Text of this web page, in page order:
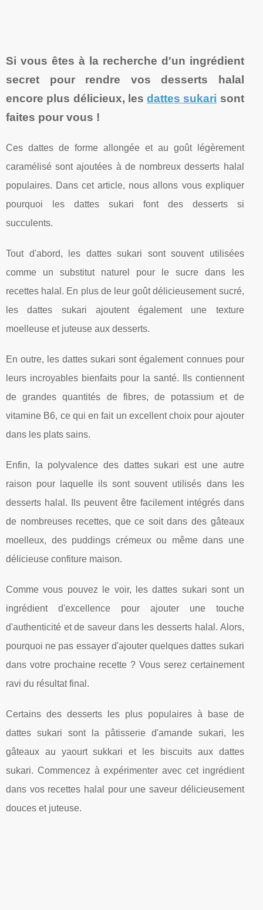
Si vous êtes à la recherche d'un ingrédient
secret pour rendre vos desserts halal
encore plus délicieux, lesdattes sukari sont
faites pour vous !
Ces dattes de forme allongée et au goût légèrement
caramélisé sont ajoutées à de nombreux desserts halal
populaires. Dans cet article, nous allons vous expliquer
pourquoi les dattes sukari font des desserts si
succulents.
Tout d'abord, les dattes sukari sont souvent utilisées
comme un substitut naturel pour le sucre dans les
recettes halal. En plus de leur goût délicieusement sucré,
les dattes sukari ajoutent également une texture
moelleuse et juteuse aux desserts.
En outre, les dattes sukari sont également connues pour
leurs incroyables bienfaits pour la santé. Ils contiennent
de grandes quantités de fibres, de potassium et de
vitamine B6, ce qui en fait un excellent choix pour ajouter
dans les plats sains.
Enfin, la polyvalence des dattes sukari est une autre
raison pour laquelle ils sont souvent utilisés dans les
desserts halal. Ils peuvent être facilement intégrés dans
de nombreuses recettes, que ce soit dans des gâteaux
moelleux, des puddings crémeux ou même dans une
délicieuse confiture maison.
Comme vous pouvez le voir, les dattes sukari sont un
ingrédient d'excellence pour ajouter une touche
d'authenticité et de saveur dans les desserts halal. Alors,
pourquoi ne pas essayer d'ajouter quelques dattes sukari
dans votre prochaine recette ? Vous serez certainement
ravi du résultat final.
Certains des desserts les plus populaires à base de
dattes sukari sont la pâtisserie d'amande sukari, les
gâteaux au yaourt sukkari et les biscuits aux dattes
sukari. Commencez à expérimenter avec cet ingrédient
dans vos recettes halal pour une saveur délicieusement
douces et juteuse.